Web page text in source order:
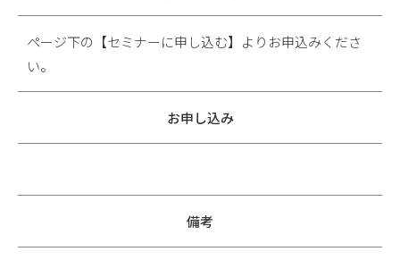
ページ下の【セミナーに申し込む】よりお申込みくださ
い。
お申し込み
備考